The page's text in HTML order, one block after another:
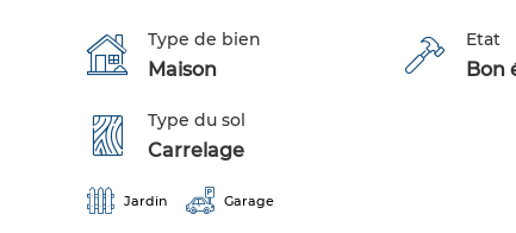
Type de bien
Maison
Etat
Bon
Type du sol
Carrelage
Jardin Garage